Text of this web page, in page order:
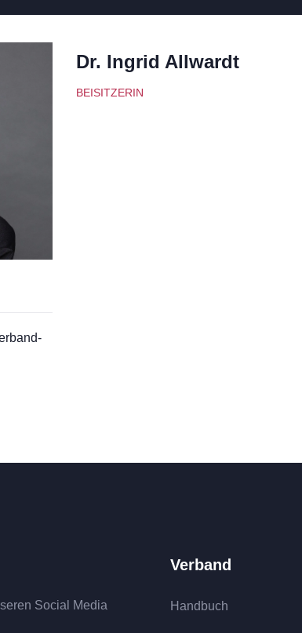
Dr. Ingrid Allwardt
BEISITZERIN
Social Media
Verband
Handbuch